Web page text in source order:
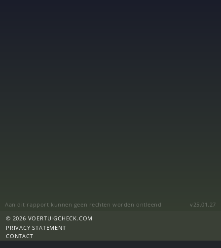
Aan dit rapport kunnen geen rechten worden ontleend
v25.01.27
© 2026 VOERTUIGCHECK.COM
PRIVACY STATEMENT
CONTACT